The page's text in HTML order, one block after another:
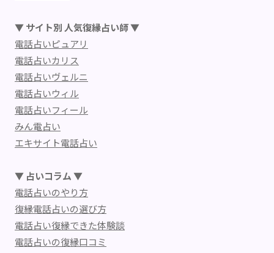
▼ サイト別 人気復縁占い師 ▼
電話占いピュアリ
電話占いカリス
電話占いヴェルニ
電話占いウィル
電話占いフィール
みん電占い
エキサイト電話占い
▼ 占いコラム ▼
電話占いのやり方
復縁電話占いの選び方
電話占い復縁できた体験談
電話占いの復縁口コミ